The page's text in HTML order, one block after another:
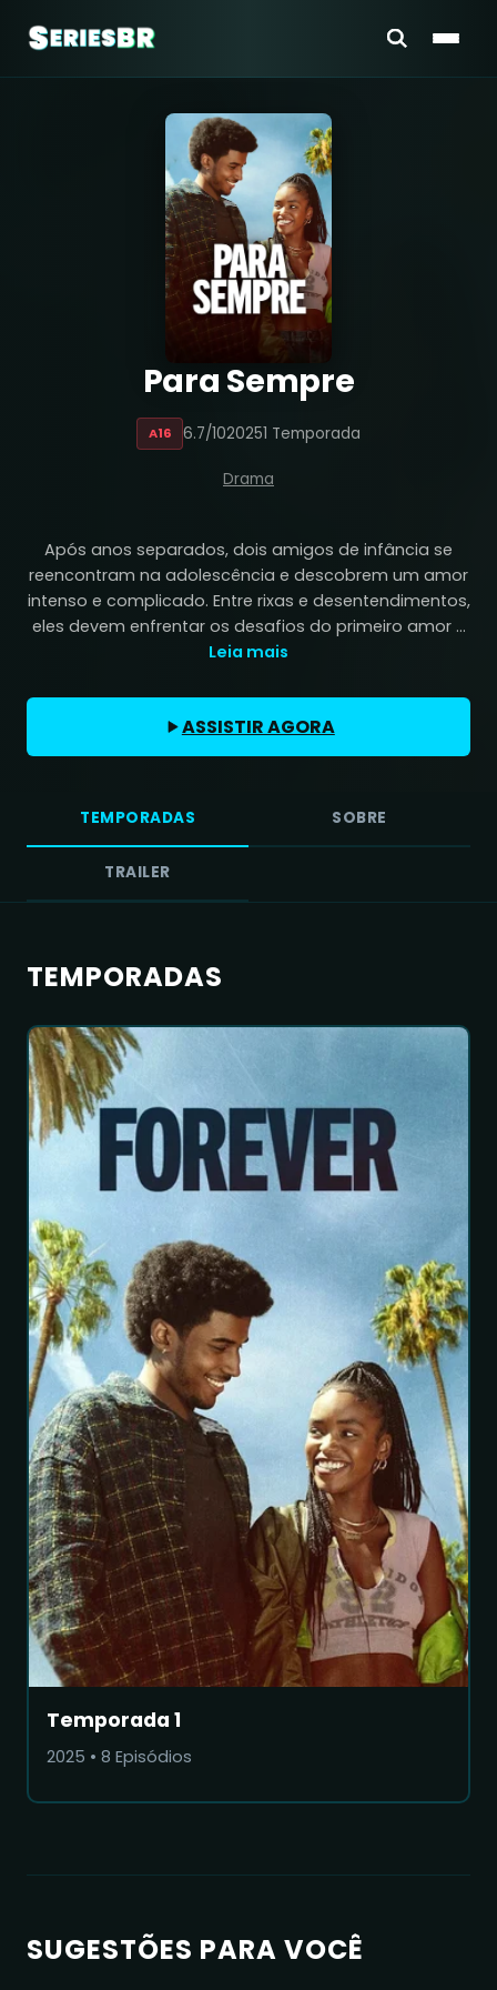
Para Sempre
A16 6.7/1020251 Temporada
Drama
Após anos separados, dois amigos de infância se
reencontram na adolescência e descobrem um amor
intenso e complicado. Entre rixas e desentendimentos,
eles devem enfrentar os desafios do primeiro amor ...
Leia mais
ASSISTIR AGORA
TEMPORADAS SOBRE
TRAILER
TEMPORADAS
Temporada 1
2025 • 8 Episódios
SUGESTÕES PARA VOCÊ